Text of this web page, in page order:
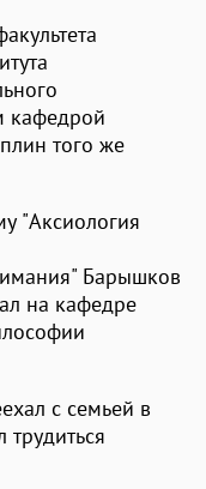
кафедрой
того же
"Аксиология
Барышков
на кафедре
с семьей в